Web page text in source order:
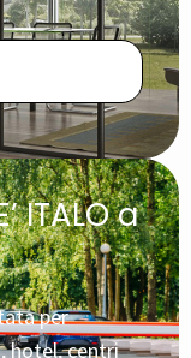
ITALO a
per
hotel, centri